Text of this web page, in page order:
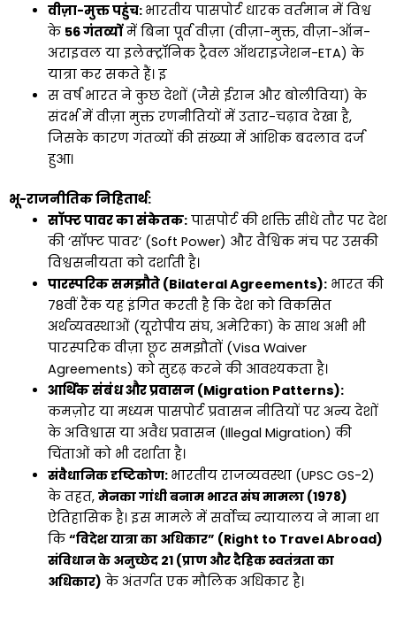
वीज़ा-मुक्त पहुंच: भारतीय पासपोर्ट धारक वर्तमान में विश्व
के 56 गंतव्योंमें बिना पूर्व वीज़ा (वीज़ा-मुक्त, वीज़ा-ऑन-
अराइवल या इलेक्ट्रॉनिक ट्रैवल ऑथराइजेशन-ETA) के
यात्रा कर सकते हैं। इ
स वर्ष भारत ने कुछ देशों (जैसे ईरान और बोलीविया) के
संदर्भ में वीज़ा मुक्त रणनीतियों में उतार-चढ़ाव देखा है,
जिसके कारण गंतव्यों की संख्या में आंशिक बदलाव दर्ज
हुआ।
भू-राजनीतिक निहितार्थ:
सॉफ्ट पावर का संकेतक:पासपोर्ट की शक्ति सीधे तौर पर देश
की ‘सॉफ्ट पावर’ (Soft Power) और वैश्विक मंच पर उसकी
विश्वसनीयता को दर्शाती है।
पारस्परिक समझौते (Bilateral Agreements):भारत की
78वीं रैंक यह इंगित करती है कि देश को विकसित
अर्थव्यवस्थाओं (यूरोपीय संघ, अमेरिका) के साथ अभी भी
पारस्परिक वीज़ा छूट समझौतों (Visa Waiver
Agreements) को सुदृढ़ करने की आवश्यकता है।
आर्थिक संबंध और प्रवासन (Migration Patterns):
कमज़ोर या मध्यम पासपोर्ट प्रवासन नीतियों पर अन्य देशों
के अविश्वास या अवैध प्रवासन (Illegal Migration) की
चिंताओं को भी दर्शाता है।
संवैधानिक दृष्टिकोण: भारतीय राजव्यवस्था (UPSC GS-2)
के तहत, मेनका गांधी बनाम भारत संघ मामला (1978)
ऐतिहासिक है। इस मामले में सर्वोच्च न्यायालय ने माना था
कि “विदेश यात्रा का अधिकार” (Right to Travel Abroad)
संविधान के अनुच्छेद 21 (प्राण और दैहिक स्वतंत्रता का
अधिकार) के अंतर्गत एक मौलिक अधिकार है।